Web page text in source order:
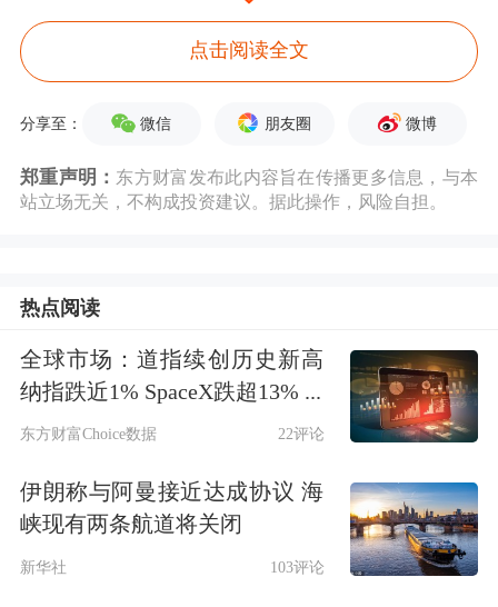
前正在筹划中的“联合体”计划成立700
亿元左右规模的基金。
据微信公众号“能源一号”消息，11家多
晶硅企业实控人于10月31日在上海开
会，进一步商讨收储方案的具体细节。
照片中人物包括通威股份
董事长刘汉
元、协鑫科技 董事长朱共山，大全能
源、晶诺等硅料厂商代表，以及中国光
伏行业协会相关负责人和投资人士等。
点击阅读全文
分享至： 微信 朋友圈 微博
郑重声明： 东方财富发布此内容旨在传播更多信息，与本
站立场无关，不构成投资建议。据此操作，风险自担。
热点阅读
全球市场：道指续创历史新高
纳指跌近1% SpaceX跌超13% ...
东方财富Choice数据 22评论
伊朗称与阿曼接近达成协议 海
峡现有两条航道将关闭
新华社 103评论